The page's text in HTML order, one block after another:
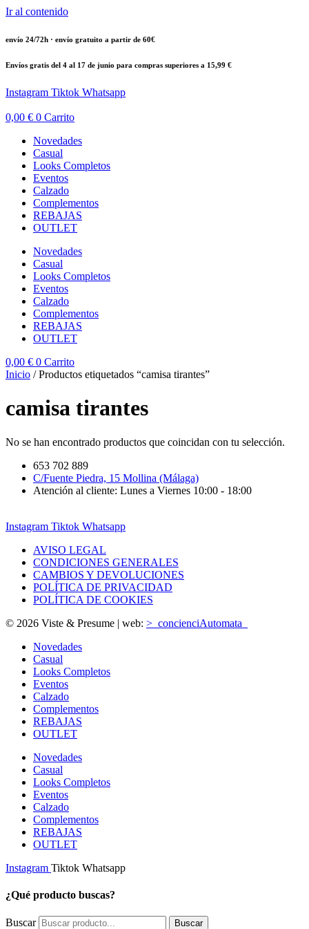
Ir al contenido
envío 24/72h · envío gratuito a partir de 60€
Envíos gratis del 4 al 17 de junio para compras superiores a 15,99 €
Instagram Tiktok Whatsapp
0,00 € 0 Carrito
Novedades
Casual
Looks Completos
Eventos
Calzado
Complementos
REBAJAS
OUTLET
Novedades
Casual
Looks Completos
Eventos
Calzado
Complementos
REBAJAS
OUTLET
0,00 € 0 Carrito
Inicio / Productos etiquetados “camisa tirantes”
camisa tirantes
No se han encontrado productos que coincidan con tu selección.
653 702 889
C/Fuente Piedra, 15 Mollina (Málaga)
Atención al cliente: Lunes a Viernes 10:00 - 18:00
Instagram Tiktok Whatsapp
AVISO LEGAL
CONDICIONES GENERALES
CAMBIOS Y DEVOLUCIONES
POLÍTICA DE PRIVACIDAD
POLÍTICA DE COOKIES
© 2026 Viste & Presume | web: >_concienciAutomata_
Novedades
Casual
Looks Completos
Eventos
Calzado
Complementos
REBAJAS
OUTLET
Novedades
Casual
Looks Completos
Eventos
Calzado
Complementos
REBAJAS
OUTLET
Instagram Tiktok Whatsapp
¿Qué producto buscas?
Buscar Buscar